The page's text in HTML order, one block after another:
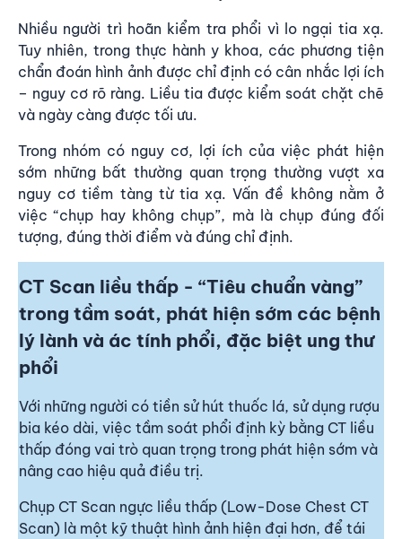
Nhiều người trì hoãn kiểm tra phổi vì lo ngại tia xạ.
Tuy nhiên, trong thực hành y khoa, các phương tiện
chẩn đoán hình ảnh được chỉ định có cân nhắc lợi ích
– nguy cơ rõ ràng. Liều tia được kiểm soát chặt chẽ
và ngày càng được tối ưu.
Trong nhóm có nguy cơ, lợi ích của việc phát hiện
sớm những bất thường quan trọng thường vượt xa
nguy cơ tiềm tàng từ tia xạ. Vấn đề không nằm ở
việc “chụp hay không chụp”, mà là chụp đúng đối
tượng, đúng thời điểm và đúng chỉ định.
CT Scan liều thấp - “Tiêu chuẩn vàng”
trong tầm soát, phát hiện sớm các bệnh
lý lành và ác tính phổi, đặc biệt ung thư
phổi
Với những người có tiền sử hút thuốc lá, sử dụng rượu
bia kéo dài, việc tầm soát phổi định kỳ bằng CT liều
thấp đóng vai trò quan trọng trong phát hiện sớm và
nâng cao hiệu quả điều trị.
Chụp CT Scan ngực liều thấp (Low-Dose Chest CT
Scan) là một kỹ thuật hình ảnh hiện đại hơn, để tái